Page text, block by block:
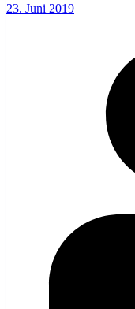
23. Juni 2019